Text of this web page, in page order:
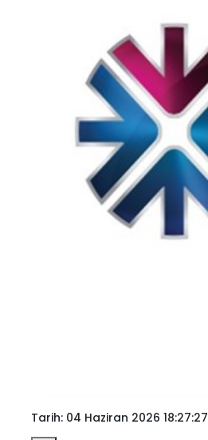
Tarih: 04 Haziran 2026 18:27:27